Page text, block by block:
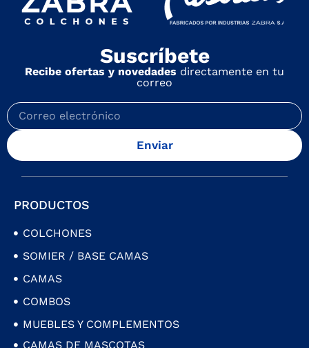
Suscríbete
Recibe ofertas y novedades directamente en tu
correo
Enviar
PRODUCTOS
COLCHONES
SOMIER / BASE CAMAS
CAMAS
COMBOS
MUEBLES Y COMPLEMENTOS
CAMAS DE MASCOTAS